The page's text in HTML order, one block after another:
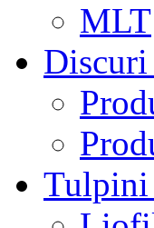
MLT
Tulpini